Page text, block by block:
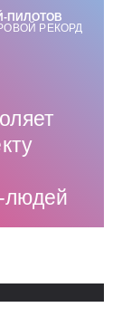
ПИЛОТОВ
РЕКОРД
людей